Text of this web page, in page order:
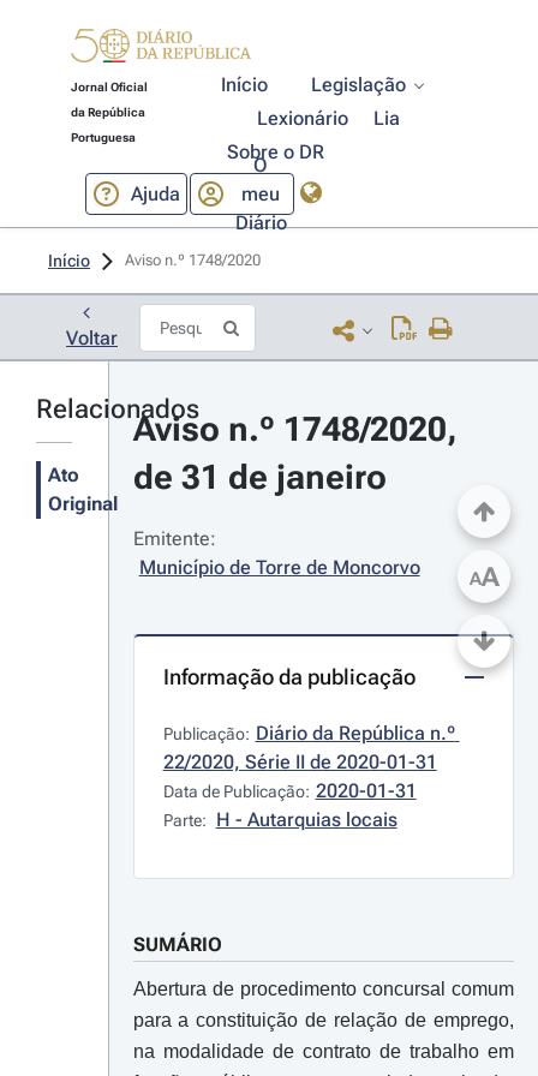
Jornal Oficial
da República
Portuguesa
Início
Legislação
Lexionário
Lia
Sobre o DR
Ajuda
O
meu
Diário
Início Aviso n.º 1748/2020
Voltar
Relacionados
Ato
Original
Aviso n.º 1748/2020,
de 31 de janeiro
Emitente:
Município de Torre de Moncorvo
Informação da publicação
Publicação: Diário da República n.º
22/2020, Série II de 2020-01-31
Data de Publicação: 2020-01-31
Parte: H - Autarquias locais
SUMÁRIO
Abertura de procedimento concursal comum
para a constituição de relação de emprego,
na modalidade de contrato de trabalho em
AA